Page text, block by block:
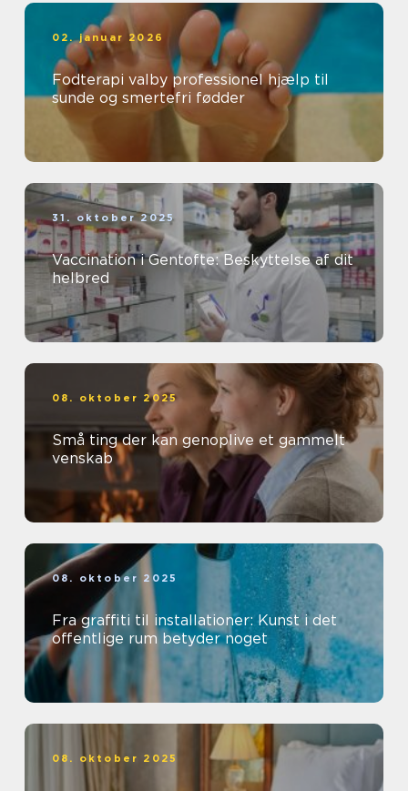
02. januar 2026
Fodterapi valby professionel hjælp til
sunde og smertefri fødder
31. oktober 2025
Vaccination i Gentofte: Beskyttelse af dit
helbred
08. oktober 2025
Små ting der kan genoplive et gammelt
venskab
08. oktober 2025
Fra graffiti til installationer: Kunst i det
offentlige rum betyder noget
08. oktober 2025